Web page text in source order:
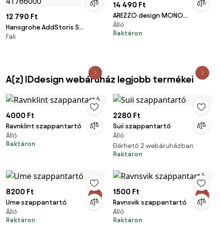
12 790 Ft
Hansgrohe AddStoris S
szappantartó króm 41766000
Fali
14 490 Ft
AREZZO design MONO
szappantartó, gun metal
Álló
Raktáron
A(z) IDdesign webáruház legjobb termékei
4000 Ft
Ravnklint szappantartó
Álló
Raktáron
2280 Ft
Suii szappantartó
Álló
Elérhető 2 webáruházban
Raktáron
8200 Ft
Ume szappantartó
Álló
Raktáron
1500 Ft
Ravnsvik szappantartó
Álló
Raktáron